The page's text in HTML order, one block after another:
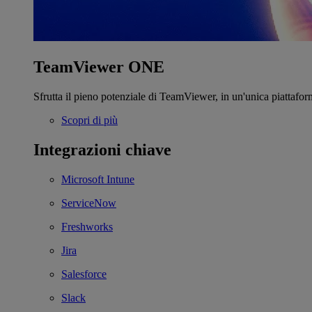
TeamViewer ONE
Sfrutta il pieno potenziale di TeamViewer, in un'unica
Scopri di più
Integrazioni chiave
Microsoft Intune
ServiceNow
Freshworks
Jira
Salesforce
Slack